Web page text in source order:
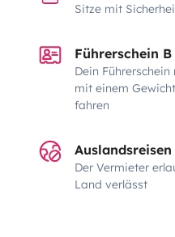
Sitze mit
Führerschein B
Dein
mit einem
fahren
Der Vermieter
Land verlässt